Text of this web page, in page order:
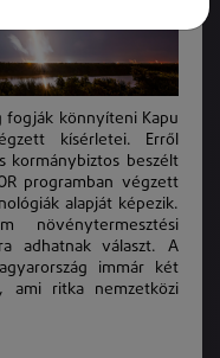
fogják könnyíteni Kapu
kísérletei. Erről
kormánybiztos beszélt
programban végzett
alapját képezik.
növénytermesztési
adhatnak választ. A
immár két
ami ritka nemzetközi